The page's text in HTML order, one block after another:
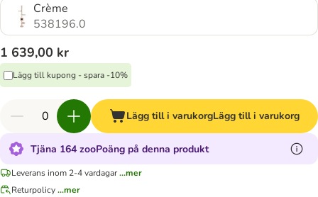
Crème
538196.0
1 639,00 kr
Lägg till kupong - spara -10%
Lägg till i varukorgLägg till i varukorg
Tjäna 164 zooPoäng på denna produkt
Leverans inom 2-4 vardagar...mer
Returpolicy...mer